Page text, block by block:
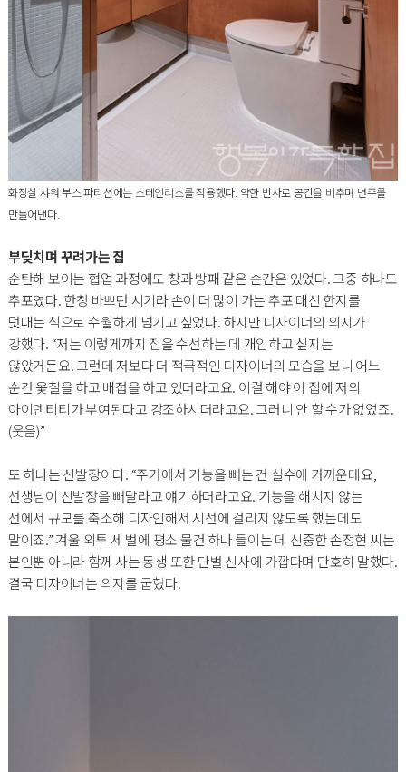
화장실 샤워 부스 파티션에는 스테인리스를 적용했다. 약한 반사로 공간을 비추며 변주를
만들어낸다.
부딪치며 꾸려가는 집
순탄해 보이는 협업 과정에도 창과 방패 같은 순간은 있었다. 그중 하나도
추포였다. 한창 바쁘던 시기라 손이 더 많이 가는 추포 대신 한지를
덧대는 식으로 수월하게 넘기고 싶었다. 하지만 디자이너의 의지가
강했다. “저는 이렇게까지 집을 수선하는 데 개입하고 싶지는
않았거든요. 그런데 저보다 더 적극적인 디자이너의 모습을 보니 어느
순간 옻칠을 하고 배접을 하고 있더라고요. 이걸 해야 이 집에 저의
아이덴티티가 부여된다고 강조하시더라고요. 그러니 안 할 수가 없었죠.
(웃음)”
또 하나는 신발장이다. “주거에서 기능을 빼는 건 실수에 가까운데요,
선생님이 신발장을 빼달라고 얘기하더라고요. 기능을 해치지 않는
선에서 규모를 축소해 디자인해서 시선에 걸리지 않도록 했는데도
말이죠.” 겨울 외투 세 벌에 평소 물건 하나 들이는 데 신중한 손정현 씨는
본인뿐 아니라 함께 사는 동생 또한 단벌 신사에 가깝다며 단호히 말했다.
결국 디자이너는 의지를 굽혔다.